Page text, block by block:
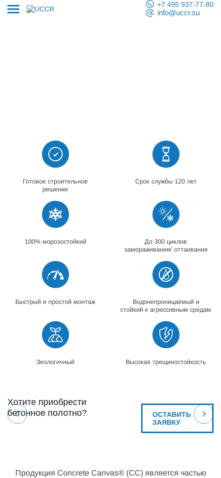
+7 495 937-77-80
info@uccr.su
Готовое строительное
решение
Срок службы 120 лет
100% морозостойкий
До 300 циклов
замораживания/ оттаивания
Быстрый и простой монтаж
Водонепроницаемый и
стойкий к агрессивным средам
Экологичный Высокая трещиностойкость
Хотите приобрести
бетонное полотно?
ОСТАВИТЬ
ЗАЯВКУ
Продукция Concrete Canvas® (CC) является частью